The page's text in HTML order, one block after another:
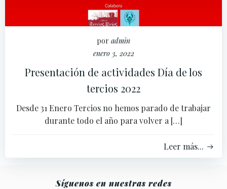
por admin
enero 3, 2022
Presentación de actividades Día de los
tercios 2022
Desde 31 Enero Tercios no hemos parado de trabajar
durante todo el año para volver a […]
Leer más...
Síguenos en nuestras redes